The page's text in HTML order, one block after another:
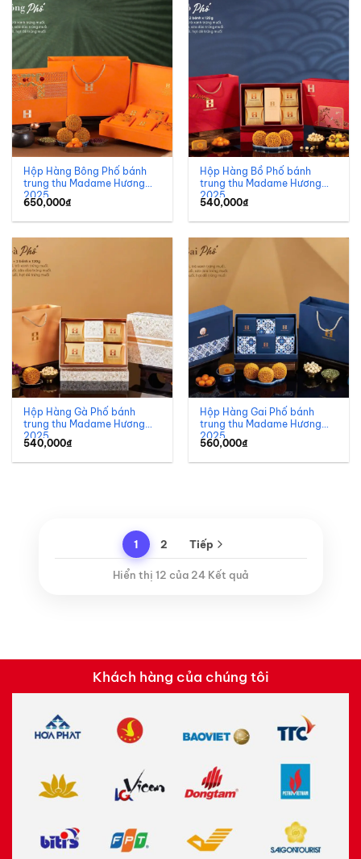
Hộp Hàng Bông Phố bánh
trung thu Madame Hương
2025
650,000₫
Hộp Hàng Bồ Phố bánh
trung thu Madame Hương
2025
540,000₫
Hộp Hàng Gà Phố bánh
trung thu Madame Hương
2025
540,000₫
Hộp Hàng Gai Phố bánh
trung thu Madame Hương
2025
560,000₫
1 2 Tiếp
Hiển thị 12 của 24 Kết quả
Khách hàng của chúng tôi